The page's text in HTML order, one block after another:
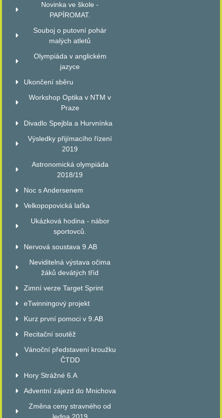
Novinka ve škole -
PAPÍROMAT.
Souboj o putovní pohár
malých atletů
Olympiáda v anglickém
jazyce
Ukončení sběru
Workshop Optika v NTM v
Praze
Divadlo Spejbla a Hurvnínka
Výsledky přijímacího řízení
2019
Astronomická olympiáda
2018/19
Noc s Andersenem
Velkopopovická laťka
Ukázková hodina - nábor
sportovců.
Nervová soustava 9.AB
Neviditelná výstava očima
žáků devátých tříd
Zimní verze Target Sprint
eTwinningový projekt
Kurz první pomoci v 9.AB
Recitační soutěž
Vánoční představení kroužku
ČTDD
Hory Strážné 6.A
Adventní zájezd do Mnichova
Změna ceny stravného od